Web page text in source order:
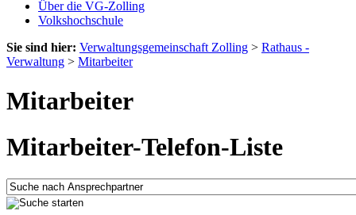
Über die VG-Zolling
Volkshochschule
Sie sind hier: Verwaltungsgemeinschaft Zolling > Rathaus -
Verwaltung > Mitarbeiter
Mitarbeiter
Mitarbeiter-Telefon-Liste